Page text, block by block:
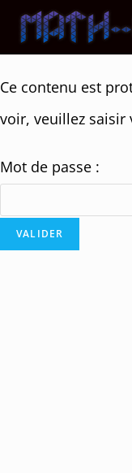
content
Ce contenu est
voir, veuillez saisir
Mot de passe :